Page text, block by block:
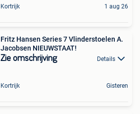
Kortrijk 1 aug 26
Fritz Hansen Series 7 Vlinderstoelen A.
Jacobsen NIEUWSTAAT!
Zie omschrijving Details
Kortrijk Gisteren